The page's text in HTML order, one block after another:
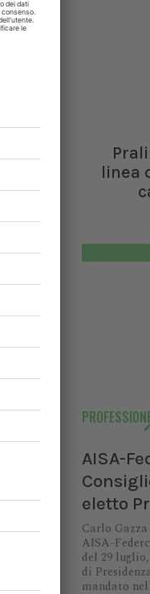
a
se si
i
per
979
di
linea
AISA-
eletto
Carlo
AISA-
del 29
di
mandato nel